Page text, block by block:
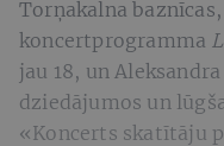
Torņakalna
koncertprogramma
jau 18, un
dziedājumos un
«Koncerts skatītāju